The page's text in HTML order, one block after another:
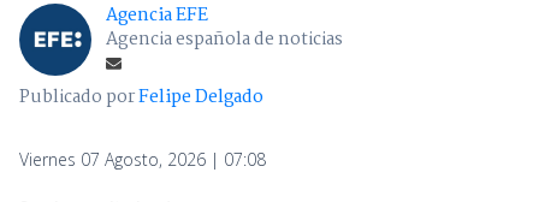
Agencia EFE
Agencia española de noticias
Publicado porFelipe Delgado
Viernes 07 Agosto, 2026 | 07:08